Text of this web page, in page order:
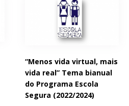
“Menos vida virtual, mais
vida real” Tema bianual
do Programa Escola
Segura (2022/2024)